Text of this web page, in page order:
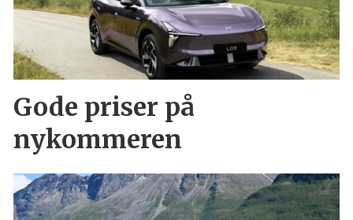
Gode priser på
nykommeren